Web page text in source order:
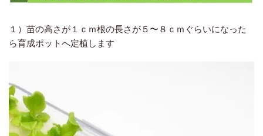
１）苗の高さが１ｃｍ根の長さが５〜８ｃｍぐらいになった
ら育成ポットへ定植します